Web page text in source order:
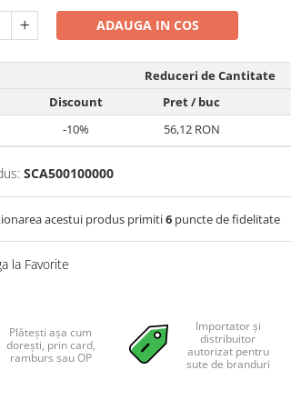
ADAUGA IN COS
Reduceri de Cantitate
Discount Pret/ buc
-10% 56,12 RON
SCA500100000
acestui produs primiti6 puncte de fidelitate
la Favorite
Plătești așa cum
dorești, prin card,
ramburs sau OP
Importator și
distribuitor
autorizat pentru
sute de branduri